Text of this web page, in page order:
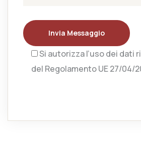
Invia Messaggio
Si autorizza l’uso dei dati
del Regolamento UE 27/04/